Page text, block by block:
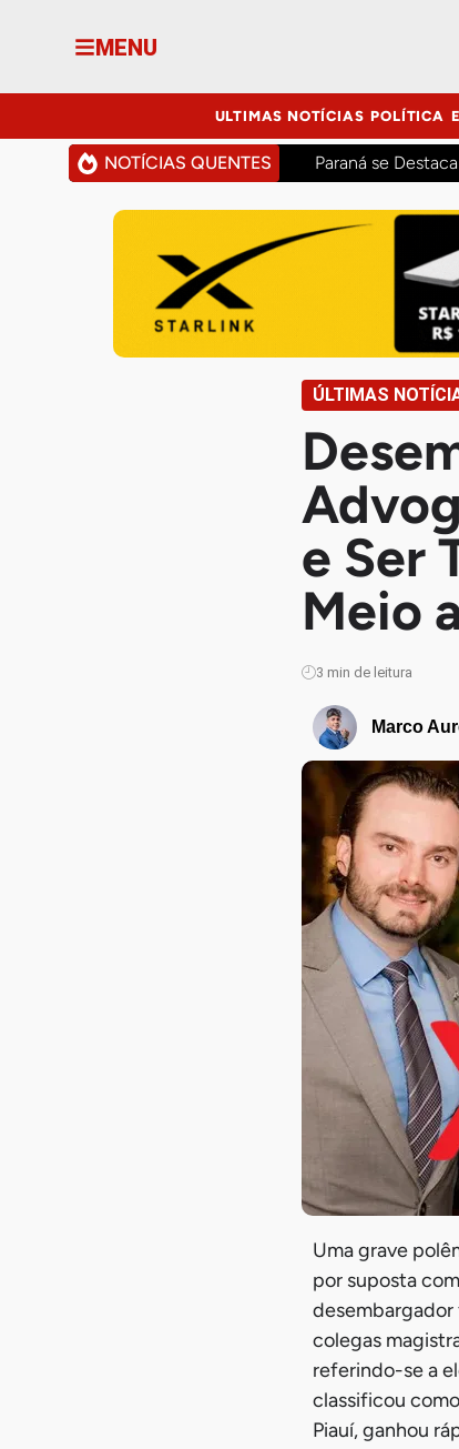
MENU
ULTIMAS NOTÍCIAS POLÍTICA
NOTÍCIAS QUENTES Paraná se
ÚLTIMAS
e Ser
Meio
3 min de leitura
Marco
Uma grave
por suposta
desembargador
colegas
referindo-se a
classificou
Piauí, ganhou